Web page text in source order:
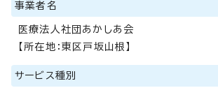
事業者名
医療法人社団あかしあ会
【所在地：東区戸坂山根】
サービス種別